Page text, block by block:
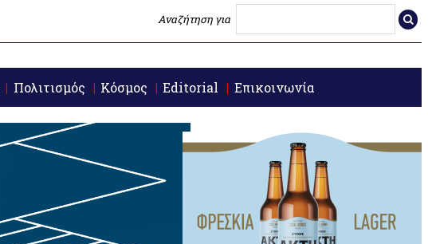
Αναζήτηση για
Πολιτισμός Κόσμος Editorial Επικοινωνία